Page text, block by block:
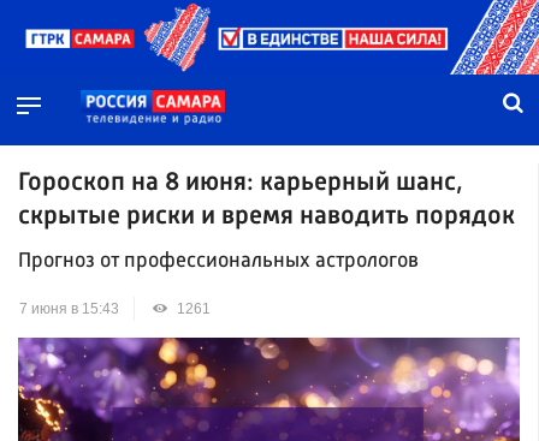
Гороскоп на 8 июня: карьерный шанс,
скрытые риски и время наводить порядок
Прогноз от профессиональных астрологов
7 июня в 15:43 1261